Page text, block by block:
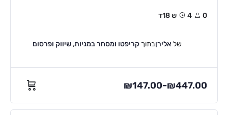
0 4ש 18ד
של אלירןבתוך קריפטו ומסחר במניות, שיווק ופרסום
₪147.00–₪447.00